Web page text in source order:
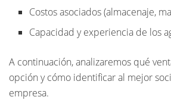
Costos asociados (almacenaje,
Capacidad y experiencia de los
A continuación, analizaremos qué
opción y cómo identificar al mejor
empresa.